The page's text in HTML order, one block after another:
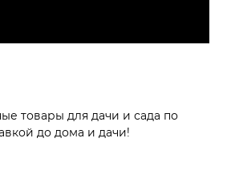
товары для дачи и сада по
до дома и дачи!